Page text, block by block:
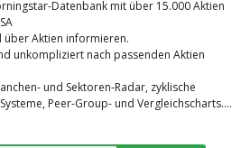
Datenbank mit über 15.000 Aktien
über Aktien informieren.
unkompliziert nach passenden Aktien
und Sektoren-Radar, zyklische
Peer-Group- und Vergleichscharts....